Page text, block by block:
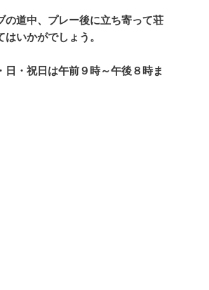
道中、プレー後に立ち寄って荘
いかがでしょう。
・祝日は午前９時～午後８時ま